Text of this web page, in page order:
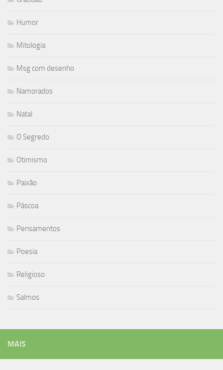
Humor
Mitologia
Msg com desenho
Namorados
Natal
O Segredo
Otimismo
Paixão
Páscoa
Pensamentos
Poesia
Religioso
Salmos
MAIS